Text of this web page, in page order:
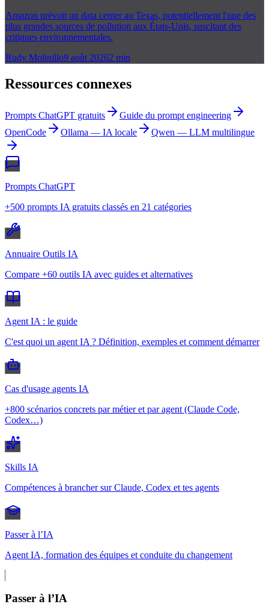
Amazon prévoit un data center au Texas, potentiellement l'une des
plus grandes sources de pollution aux États-Unis, suscitant des
critiques environnementales.
Rudy Molinillo9 août 20262 min
Ressources connexes
Prompts ChatGPT gratuits
Guide du prompt engineering
OpenCode
Ollama — IA locale Qwen — LLM multilingue
Prompts ChatGPT
+500 prompts IA gratuits classés en 21 catégories
Annuaire Outils IA
Compare +60 outils IA avec guides et alternatives
Agent IA : le guide
C'est quoi un agent IA ? Définition, exemples et comment démarrer
Cas d'usage agents IA
+800 scénarios concrets par métier et par agent (Claude Code,
Codex…)
Skills IA
Compétences à brancher sur Claude, Codex et tes agents
Passer à l’IA
Agent IA, formation des équipes et conduite du changement
Passer à l’IA